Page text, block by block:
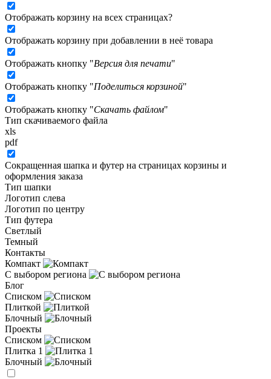
Отображать корзину на всех страницах?
Отображать корзину при добавлении в неё товара
Отображать кнопку "Версия для печати"
Отображать кнопку "Поделиться корзиной"
Отображать кнопку "Скачать файлом"
Тип скачиваемого файла
xls
pdf
Сокращенная шапка и футер на страницах корзины и
оформления заказа
Тип шапки
Логотип слева
Логотип по центру
Тип футера
Светлый
Темный
Контакты
Компакт
С выбором региона
Блог
Списком
Плиткой
Блочный
Проекты
Списком
Плитка 1
Блочный